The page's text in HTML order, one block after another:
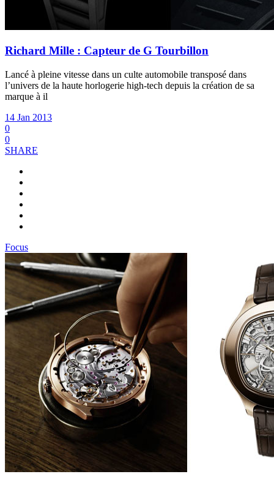
Richard Mille : Capteur de G Tourbillon
Lancé à pleine vitesse dans un culte automobile transposé dans
l’univers de la haute horlogerie high-tech depuis la création de sa
marque à il
14 Jan 2013
0
0
SHARE
Focus